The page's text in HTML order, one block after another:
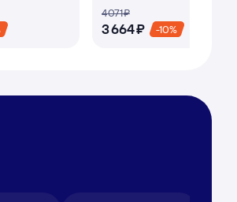
4 ⁠071 ⁠₽
3 ⁠664 ⁠₽ -10%